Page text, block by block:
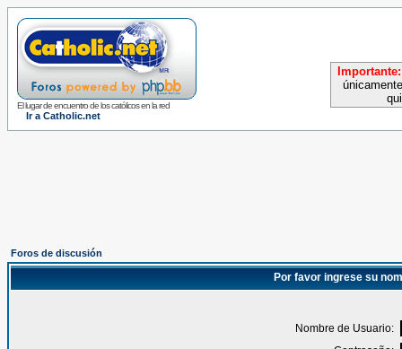
El lugar de encuentro de los católicos en la red
Ir a Catholic.net
Importante:
Foros de discusión
Por favor ingrese su
Nombre de Usuario: